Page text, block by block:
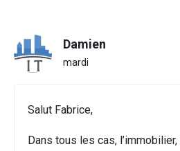
Damien
mardi
Salut Fabrice,
Dans tous les cas,